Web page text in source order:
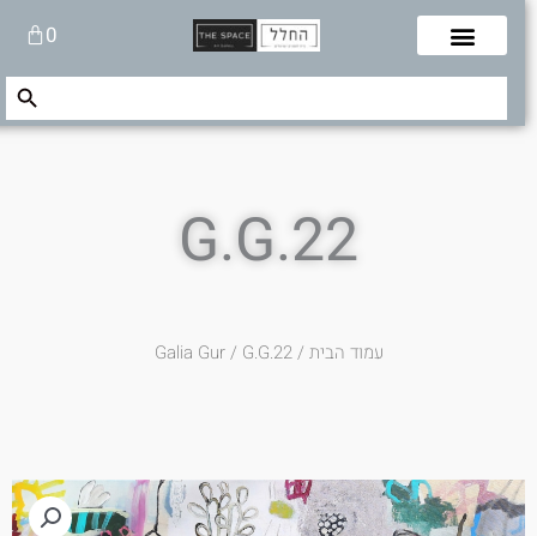
0עגלת
קניות
Search
Search Button
G.G.22
עמוד הבית/
Galia Gur/ G.G.22